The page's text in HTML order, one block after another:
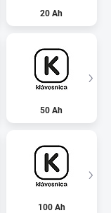
20 Ah
50 Ah
100 Ah